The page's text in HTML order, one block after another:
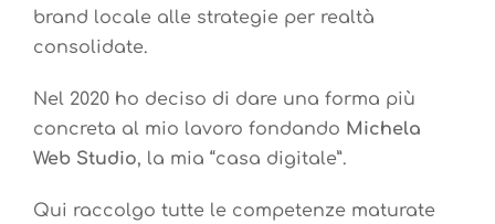
brand locale alle strategie per realtà
consolidate.
Nel 2020 ho deciso di dare una forma più
concreta al mio lavoro fondando Michela
Web Studio, la mia “casa digitale”.
Qui raccolgo tutte le competenze maturate